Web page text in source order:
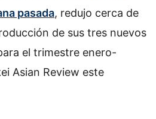
pasada, redujo cerca de
de sus tres nuevos
el trimestre enero-
Asian Review este